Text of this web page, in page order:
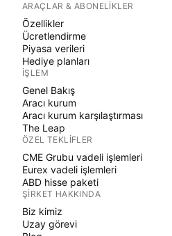
ARAÇLAR & ABONELIKLER
Özellikler
Ücretlendirme
Piyasa verileri
Hediye planları
İŞLEM
Genel Bakış
Aracı kurum
Aracı kurum karşılaştırması
The Leap
ÖZEL TEKLIFLER
CME Grubu vadeli işlemleri
Eurex vadeli işlemleri
ABD hisse paketi
ŞIRKET HAKKINDA
Biz kimiz
Uzay görevi